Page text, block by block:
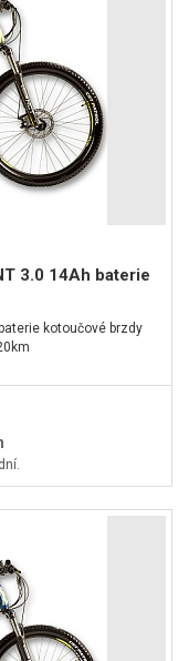
3.0 14Ah baterie
kotoučové brzdy